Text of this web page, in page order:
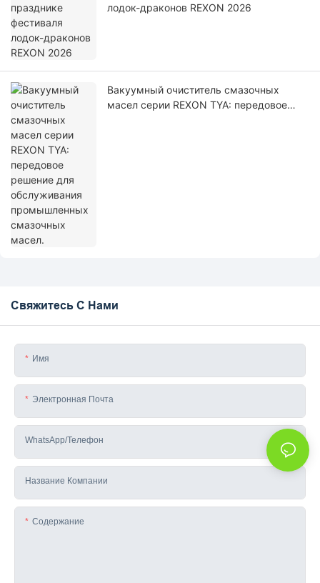
лодок-драконов REXON 2026
Вакуумный очиститель смазочных
масел серии REXON TYA: передовое
Свяжитесь С Нами
Имя
Электронная Почта
WhatsApp/телефон
Название Компании
Содержание